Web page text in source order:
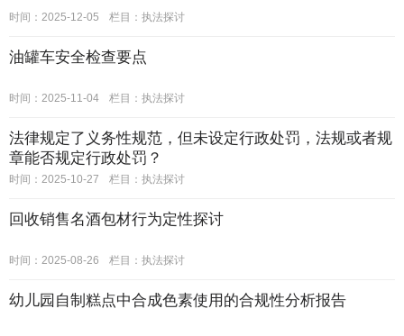
时间：2025-12-05 栏目： 执法探讨
油罐车安全检查要点
时间：2025-11-04 栏目： 执法探讨
法律规定了义务性规范，但未设定行政处罚，法规或者规
章能否规定行政处罚？
时间：2025-10-27 栏目： 执法探讨
回收销售名酒包材行为定性探讨
时间：2025-08-26 栏目： 执法探讨
幼儿园自制糕点中合成色素使用的合规性分析报告